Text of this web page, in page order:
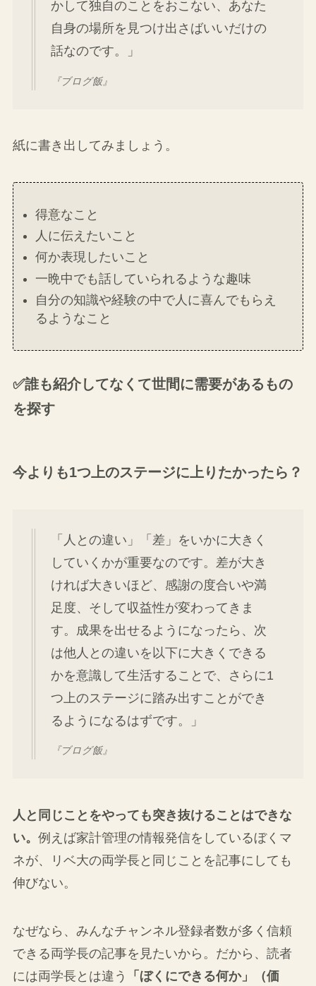
かして独自のことをおこない、あなた
自身の場所を見つけ出さばいいだけの
話なのです。」
『ブログ飯』
紙に書き出してみましょう。
得意なこと
人に伝えたいこと
何か表現したいこと
一晩中でも話していられるような趣味
自分の知識や経験の中で人に喜んでもらえ
るようなこと
✅誰も紹介してなくて世間に需要があるもの
を探す
今よりも1つ上のステージに上りたかったら？
「人との違い」「差」をいかに大きく
していくかが重要なのです。差が大き
ければ大きいほど、感謝の度合いや満
足度、そして収益性が変わってきま
す。成果を出せるようになったら、次
は他人との違いを以下に大きくできる
かを意識して生活することで、さらに1
つ上のステージに踏み出すことができ
るようになるはずです。」
『ブログ飯』
人と同じことをやっても突き抜けることはできな
い。 例えば家計管理の情報発信をしているぼくマ
ネが、リベ大の両学長と同じことを記事にしても
伸びない。
なぜなら、みんなチャンネル登録者数が多く信頼
できる両学長の記事を見たいから。だから、読者
には両学長とは違う
「ぼくにできる何か」（価